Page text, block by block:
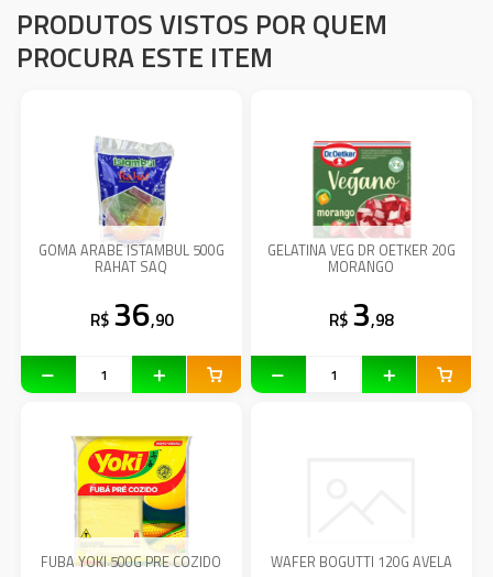
PRODUTOS VISTOS POR QUEM
PROCURA ESTE ITEM
GOMA ARABE ISTAMBUL 500G
RAHAT SAQ
R$ 36,90
GELATINA VEG DR OETKER 20G
MORANGO
R$ 3,98
FUBA YOKI 500G PRE COZIDO WAFER BOGUTTI 120G AVELA